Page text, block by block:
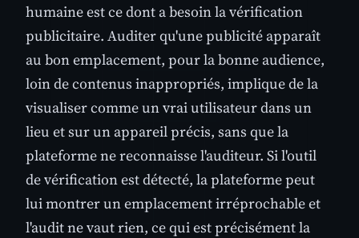
humaine est ce dont a besoin la vérification
publicitaire. Auditer qu'une publicité apparaît
au bon emplacement, pour la bonne audience,
loin de contenus inappropriés, implique de la
visualiser comme un vrai utilisateur dans un
lieu et sur un appareil précis, sans que la
plateforme ne reconnaisse l'auditeur. Si l'outil
de vérification est détecté, la plateforme peut
lui montrer un emplacement irréprochable et
l'audit ne vaut rien, ce qui est précisément la